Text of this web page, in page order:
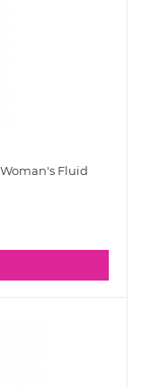
Fluid